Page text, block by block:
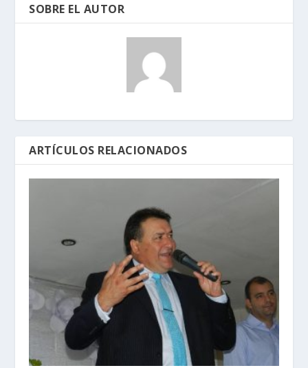
SOBRE EL AUTOR
ARTÍCULOS RELACIONADOS